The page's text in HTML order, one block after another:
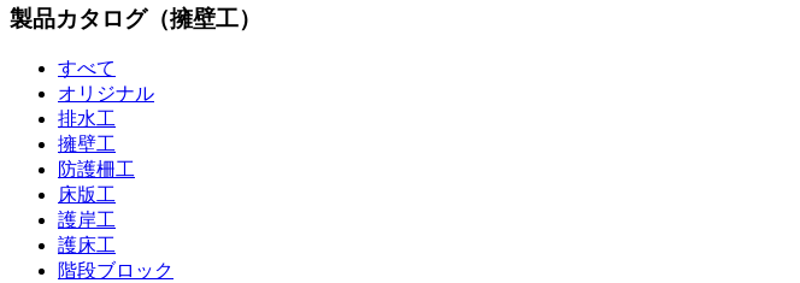
製品カタログ（擁壁工）
すべて
オリジナル
排水工
擁壁工
防護柵工
床版工
護岸工
護床工
階段ブロック